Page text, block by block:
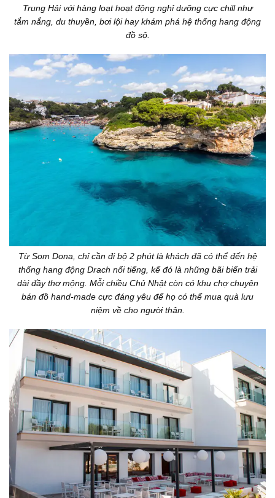
Trung Hải với hàng loạt hoạt động nghỉ dưỡng cực chill như
tắm nắng, du thuyền, bơi lội hay khám phá hệ thống hang động
đồ sộ.
Từ Som Dona, chỉ cần đi bộ 2 phút là khách đã có thể đến hệ
thống hang động Drach nổi tiếng, kế đó là những bãi biến trải
dài đầy thơ mộng. Mỗi chiều Chủ Nhật còn có khu chợ chuyên
bán đồ hand-made cực đáng yêu để họ có thể mua quà lưu
niệm về cho người thân.